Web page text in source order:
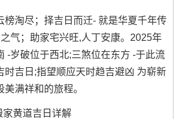
榜淘尽；择吉日而迁- 就是华夏千年传
气；助家宅兴旺,人丁安康。2025年
-岁破位于西北;三煞位在东方 -于此流
时吉日;指望顺应天时趋吉避凶 为崭新
满祥和的旅程。
黄道吉日详解